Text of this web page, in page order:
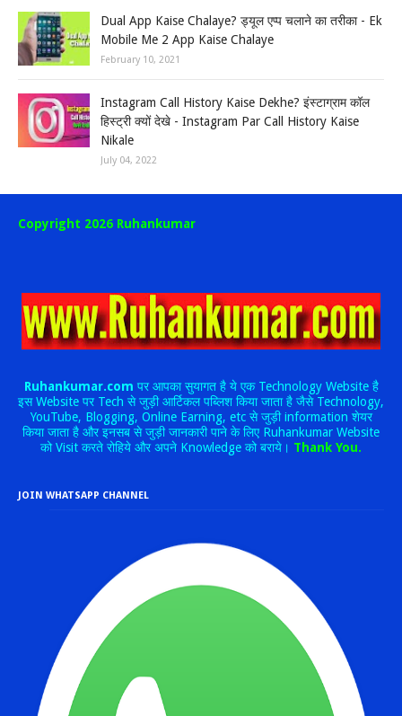
Dual App Kaise Chalaye? ड्यूल एप्प चलाने का तरीका - Ek
Mobile Me 2 App Kaise Chalaye
February 10, 2021
Instagram Call History Kaise Dekhe? इंस्टाग्राम कॉल
हिस्ट्री क्यों देखे - Instagram Par Call History Kaise
Nikale
July 04, 2022
Copyright 2026 Ruhankumar
Ruhankumar.com पर आपका सुयागत है ये एक Technology Website है
इस Website पर Tech से जुड़ी आर्टिकल पब्लिश किया जाता है जैसे Technology,
YouTube, Blogging, Online Earning, etc से जुड़ी information शेयर
किया जाता है और इनसब से जुड़ी जानकारी पाने के लिए Ruhankumar Website
को Visit करते रोहिये और अपने Knowledge को बराये। Thank You.
JOIN WHATSAPP CHANNEL